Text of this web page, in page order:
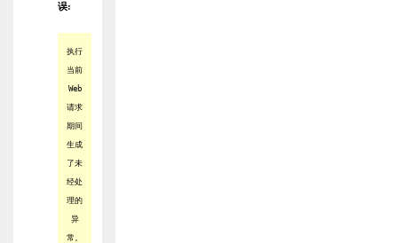
误:
执行
当前
Web
请求
期间
生成
了未
经处
理的
异
常。